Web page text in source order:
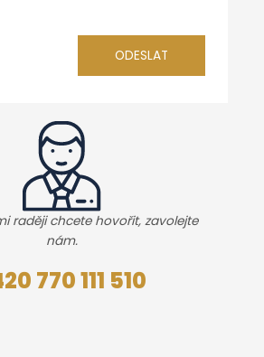
raději chcete hovořit, zavolejte
nám.
770 111 510